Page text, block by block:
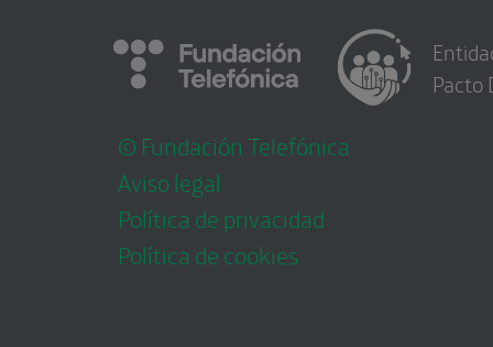
© Fundación Telefónica
Aviso legal
Política de privacidad
Política de cookies
Pacto